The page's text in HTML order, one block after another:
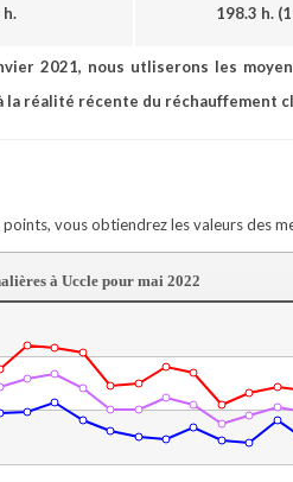
h. 198.3 h.
2021, nous utliserons les
la réalité récente du réchauffement
vous obtiendrez les valeurs des
à Uccle pour mai 2022